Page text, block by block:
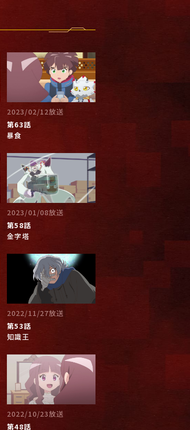
2023/02/12放送
第63話
暴食
2023/01/08放送
第58話
金字塔
2022/11/27放送
第53話
知識王
2022/10/23放送
第48話